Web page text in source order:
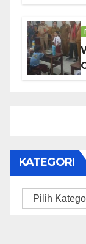
KATEGORI
Kategori